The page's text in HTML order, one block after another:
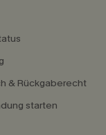
& Rückgaberecht
starten